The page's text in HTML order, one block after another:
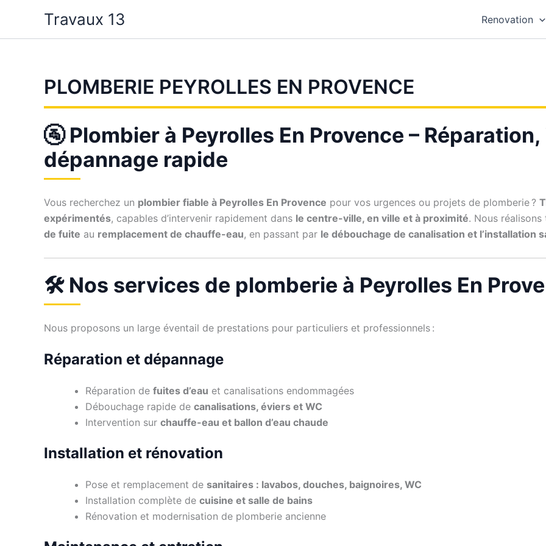
contenu
Travaux 13 Renovation
PLOMBERIE PEYROLLES EN PROVENCE
🚰 Plombier à Peyrolles En Provence –
dépannage rapide
Vous recherchez un plombier fiable à Peyrolles En Provence pour vos urgences ou projets de plomberie ?
expérimentés, capables d’intervenir rapidement dans le centre-ville, en ville et à proximité. Nous
de fuite au remplacement de chauffe-eau, en passant par le débouchage de canalisation et l’installation
🛠️ Nos services de plomberie à Peyrolles En
Nous proposons un large éventail de prestations pour particuliers et professionnels :
Réparation et dépannage
Réparation de fuites d’eau et canalisations endommagées
Débouchage rapide de canalisations, éviers et WC
Intervention sur chauffe-eau et ballon d’eau chaude
Installation et rénovation
Pose et remplacement de sanitaires : lavabos, douches, baignoires, WC
Installation complète de cuisine et salle de bains
Rénovation et modernisation de plomberie ancienne